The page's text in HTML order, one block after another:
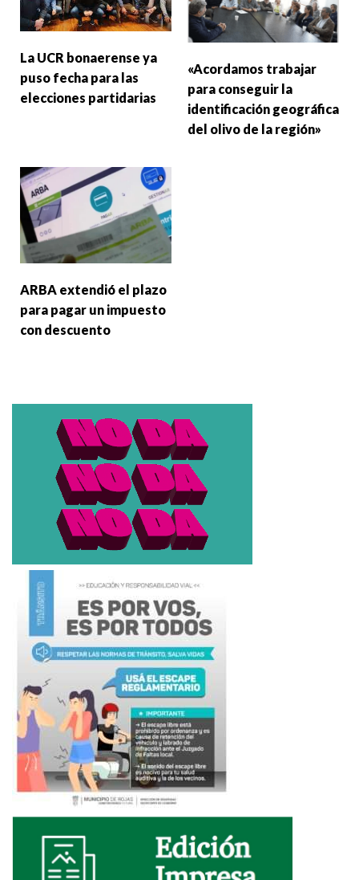
La UCR bonaerense ya
puso fecha para las
elecciones partidarias
«Acordamos trabajar
para conseguir la
identificación geográfica
del olivo de la región»
ARBA extendió el plazo
para pagar un impuesto
con descuento